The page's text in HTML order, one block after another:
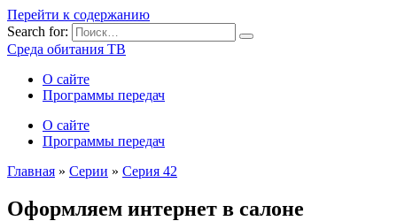
Перейти к содержанию
Search for:
Среда обитания ТВ
О сайте
Программы передач
О сайте
Программы передач
Главная » Серии » Серия 42
Оформляем интернет в салоне